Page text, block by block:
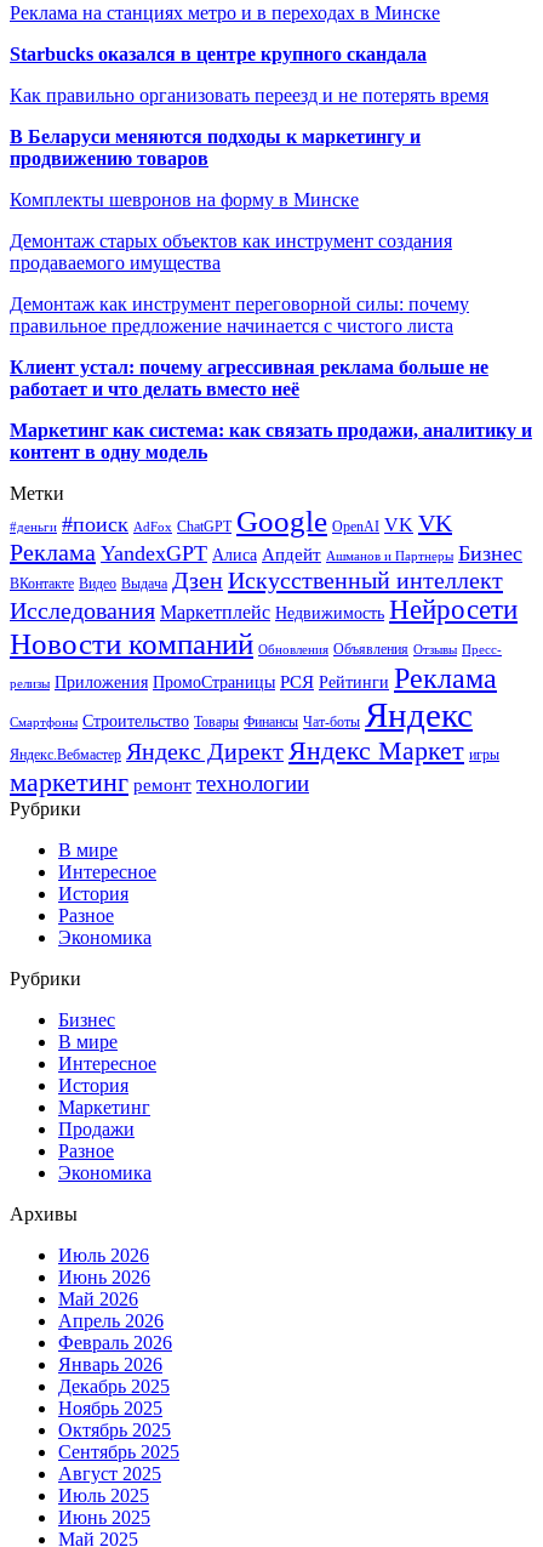
Реклама на станциях метро и в переходах в Минске
Starbucks оказался в центре крупного скандала
Как правильно организовать переезд и не потерять время
В Беларуси меняются подходы к маркетингу и
продвижению товаров
Комплекты шевронов на форму в Минске
Демонтаж старых объектов как инструмент создания
продаваемого имущества
Демонтаж как инструмент переговорной силы: почему
правильное предложение начинается с чистого листа
Клиент устал: почему агрессивная реклама больше не
работает и что делать вместо неё
Маркетинг как система: как связать продажи, аналитику и
контент в одну модель
Метки
#деньги #поиск AdFox ChatGPT Google OpenAI VK VK
Реклама YandexGPT Алиса Апдейт Ашманов и Партнеры Бизнес
ВКонтакте Видео Выдача ДзенИскусственный интеллект
Исследования Маркетплейс Недвижимость Нейросети
Новости компаний Обновления Объявления Отзывы Пресс-
релизы Приложения ПромоСтраницы РСЯ Рейтинги Реклама
Смартфоны Строительство Товары Финансы Чат-боты Яндекс
Яндекс.Вебмастер Яндекс Директ Яндекс Маркет игры
маркетинг ремонт технологии
Рубрики
В мире
Интересное
История
Разное
Экономика
Рубрики
Бизнес
В мире
Интересное
История
Маркетинг
Продажи
Разное
Экономика
Архивы
Июль 2026
Июнь 2026
Май 2026
Апрель 2026
Февраль 2026
Январь 2026
Декабрь 2025
Ноябрь 2025
Октябрь 2025
Сентябрь 2025
Август 2025
Июль 2025
Июнь 2025
Май 2025